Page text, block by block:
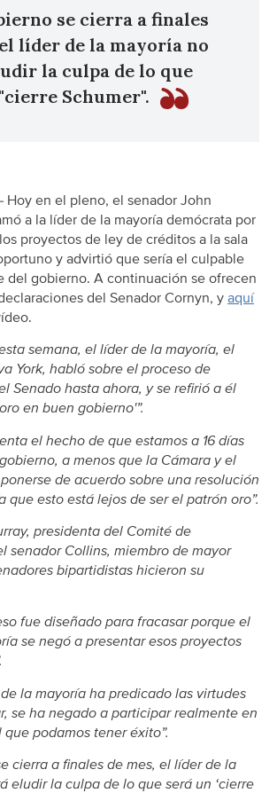
se cierra a finales
líder de la mayoría no
la culpa de lo que
Schumer".
Hoy en el pleno, el senador John
a la líder de la mayoría demócrata por
proyectos de ley de créditos a la sala
y advirtió que sería el culpable
del gobierno. A continuación se ofrecen
del Senador Cornyn, y aquí
semana, el líder de la mayoría, el
York, habló sobre el proceso de
Senado hasta ahora, y se refirió a él
en buen gobierno'”.
el hecho de que estamos a 16 días
a menos que la Cámara y el
de acuerdo sobre una resolución
que esto está lejos de ser el patrón oro”.
presidenta del Comité de
senador Collins, miembro de mayor
bipartidistas hicieron su
fue diseñado para fracasar porque el
se negó a presentar esos proyectos
la mayoría ha predicado las virtudes
se ha negado a participar realmente en
podamos tener éxito”.
cierra a finales de mes, el líder de la
eludir la culpa de lo que será un ‘cierre